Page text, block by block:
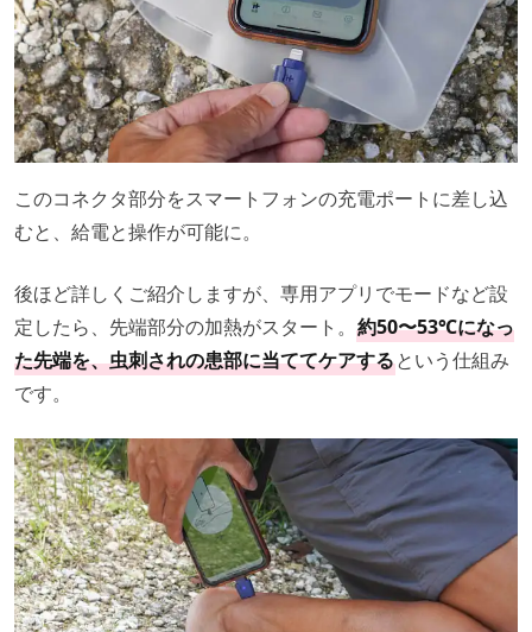
このコネクタ部分をスマートフォンの充電ポートに差し込
むと、給電と操作が可能に。
後ほど詳しくご紹介しますが、専用アプリでモードなど設
定したら、先端部分の加熱がスタート。 約50〜53℃になっ
た先端を、虫刺されの患部に当ててケアするという仕組み
です。